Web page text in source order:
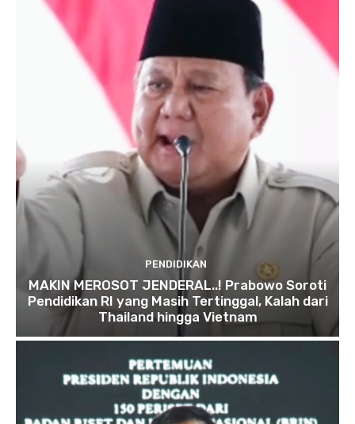
PENDIDIKAN
MAKIN MEROSOT JENDERAL..! Prabowo Soroti
Pendidikan RI yang Masih Tertinggal, Kalah dari
Thailand hingga Vietnam